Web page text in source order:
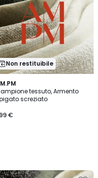
Non restituibile
tessuto, Armento
screziato
€